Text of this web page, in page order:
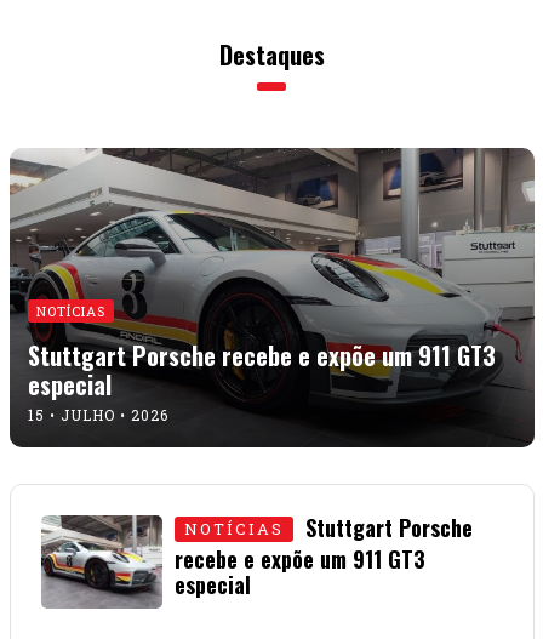
Destaques
NOTÍCIAS
Stuttgart Porsche recebe e expõe um 911 GT3
especial
15 • JULHO • 2026
NOTÍCIAS
Stuttgart Porsche
recebe e expõe um 911 GT3
especial